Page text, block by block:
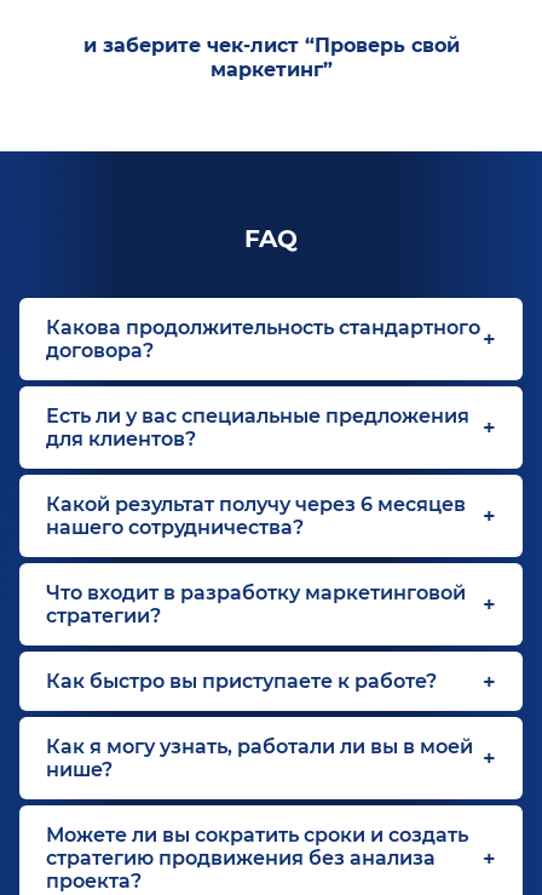
и заберите чек-лист “Проверь свой
маркетинг”
FAQ
Какова продолжительность стандартного
договора?
Есть ли у вас специальные предложения
для клиентов?
Какой результат получу через 6 месяцев
нашего сотрудничества?
Что входит в разработку маркетинговой
стратегии?
Как быстро вы приступаете к работе?
Как я могу узнать, работали ли вы в моей
нише?
Можете ли вы сократить сроки и создать
стратегию продвижения без анализа
проекта?